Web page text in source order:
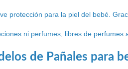
protección para la piel del bebé.
ni perfumes, libres de
de Pañales para